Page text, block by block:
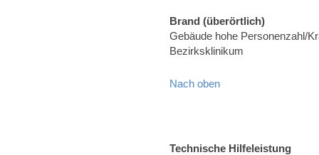
Brand (überörtlich)
Gebäude hohe Personenzahl/
Bezirksklinikum
Nach oben
Technische Hilfeleistung